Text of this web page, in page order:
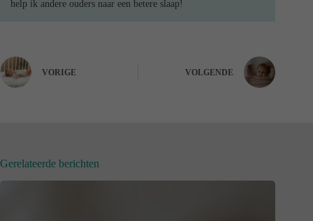
help ik andere ouders naar een betere slaap!
VORIGE VOLGENDE
Gerelateerde berichten